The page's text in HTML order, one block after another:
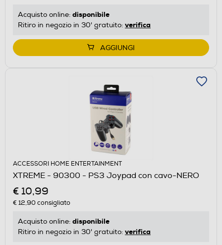
Acquisto online: disponibile
Ritiro in negozio in 30' gratuito: verifica
AGGIUNGI
ACCESSORI HOME ENTERTAINMENT
XTREME - 90300 - PS3 Joypad con cavo-NERO
€ 10,99
€ 12,90consigliato
Acquisto online: disponibile
Ritiro in negozio in 30' gratuito: verifica